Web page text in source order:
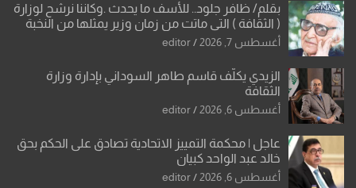
بقلم/ ظافر جلود.. للأسف ما يحدث .وكاننا نرشح لوزارة
( الثقافة ) التي ماتت من زمان وزير يمثلها من النخبة
والإرث العظيم للثقافة العراقية..
أغسطس 7, 2026 editor
الزيدي يكلّف قاسم طاهر السوداني بإدارة وزارة
الثقافة
أغسطس 6, 2026 editor
عاجل | محكمة التمييز الاتحادية تصادق على الحكم بحق
خالد عبد الواحد كبيان
أغسطس 6, 2026 editor